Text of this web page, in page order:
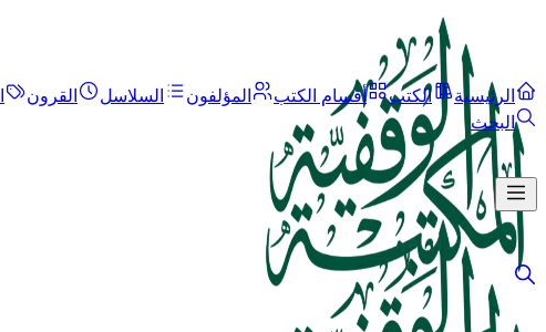
الرئيسية الكتب أقسام الكتب المؤلفون السلاسل القرون
البحث